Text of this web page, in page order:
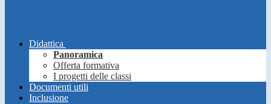
Didattica
Panoramica
Offerta formativa
I progetti delle classi
Documenti utili
Inclusione